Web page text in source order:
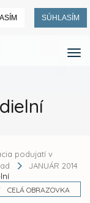
SÚHLASÍM
podujatí v
JANUÁR 2014
CELÁ OBRAZOVKA